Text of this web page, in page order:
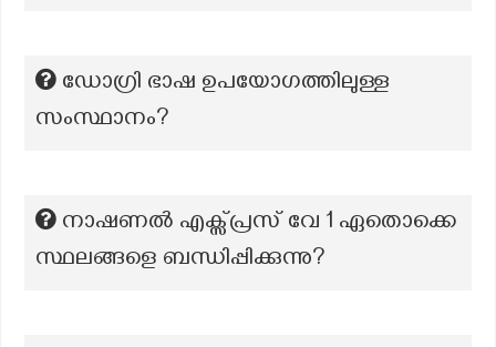
ഡോഗ്രി ഭാഷ ഉപയോഗത്തിലുള്ള
സംസ്ഥാനം?
നാഷണൽ എക്സ്പ്രസ് വേ 1 ഏതൊക്കെ
സ്ഥലങ്ങളെ ബന്ധിപ്പിക്കുന്നു?